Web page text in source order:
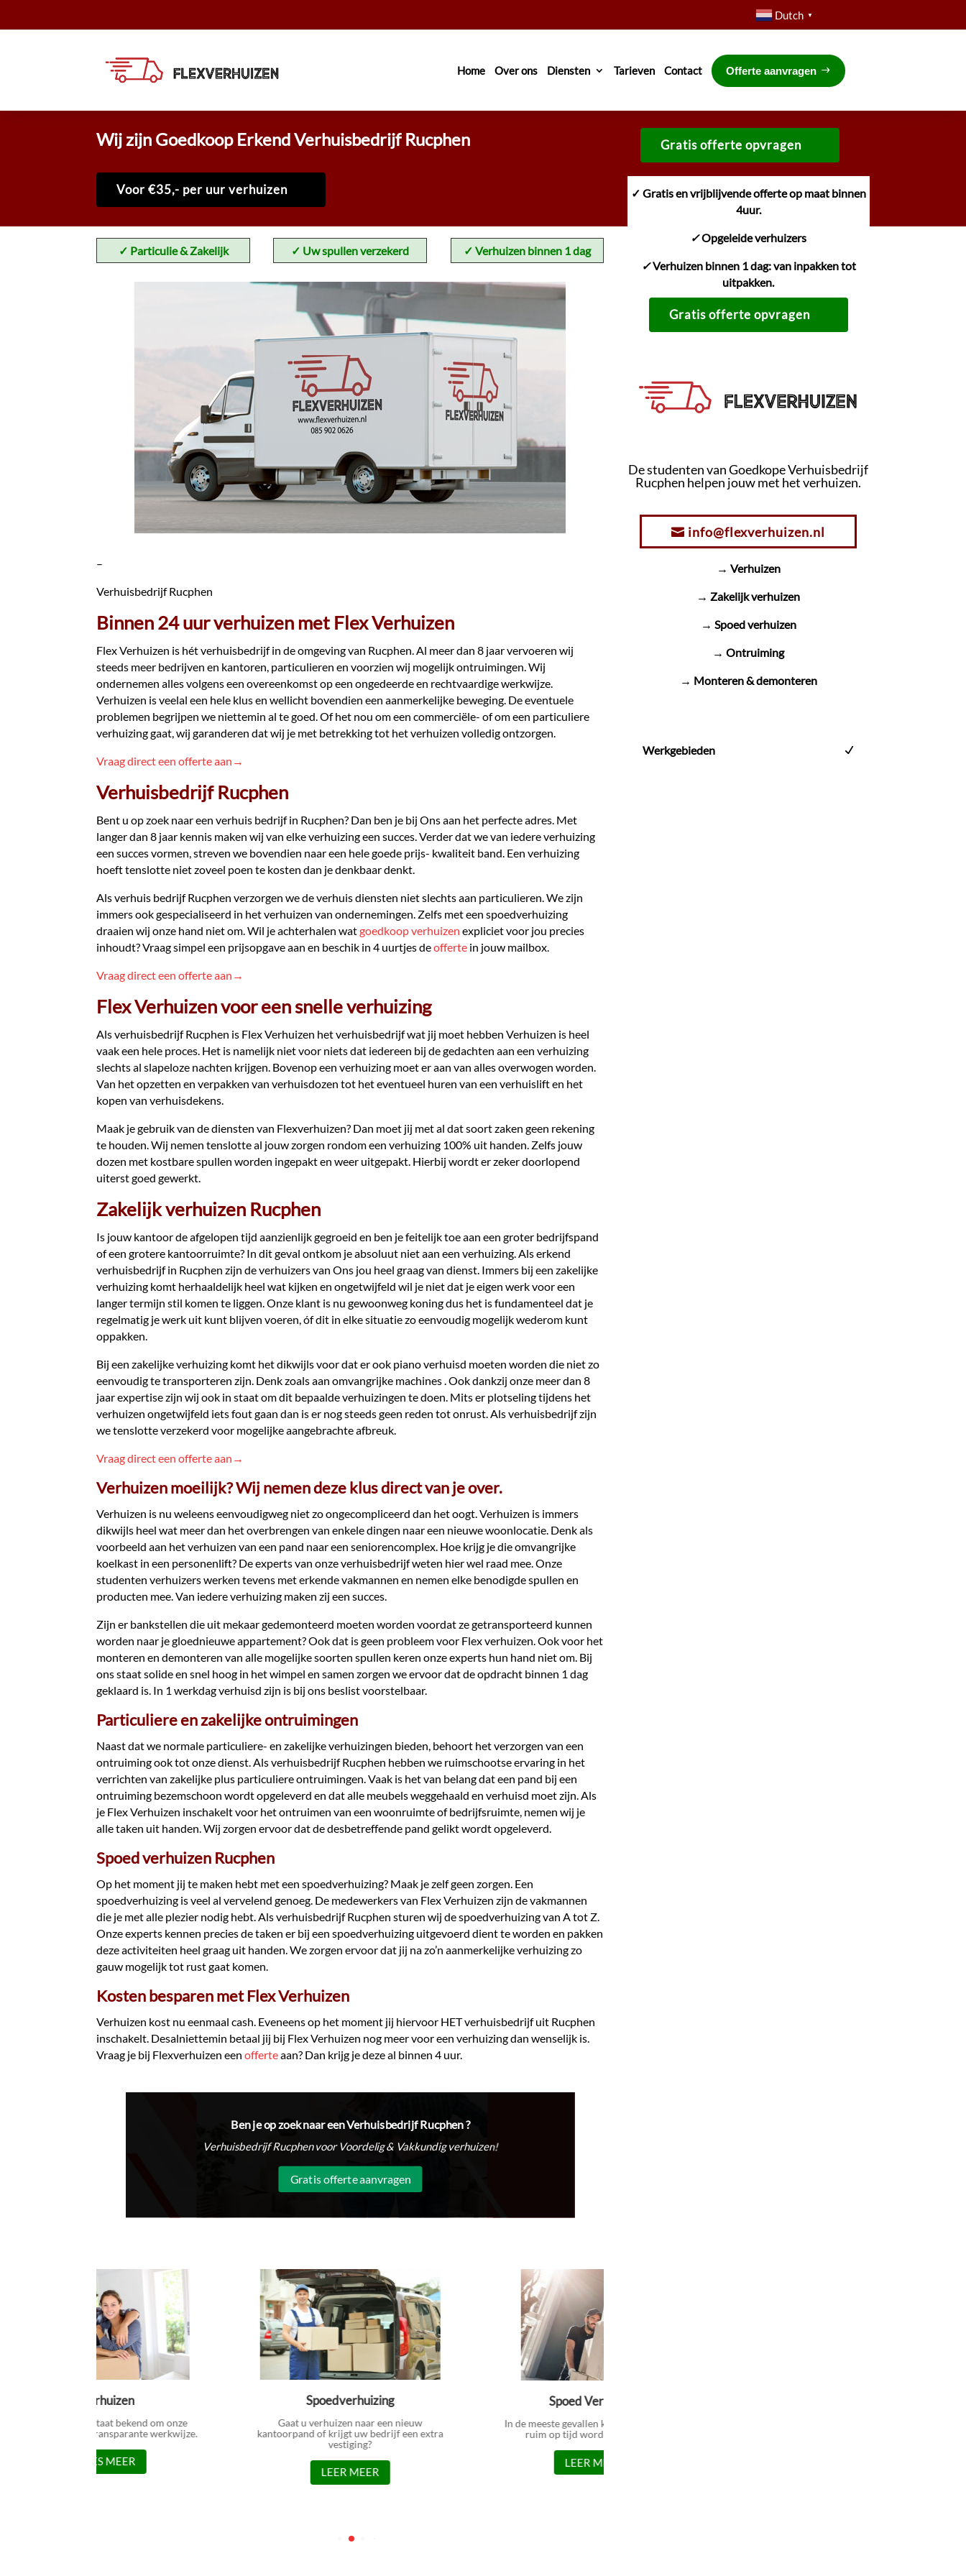
Dutch ▼
Home Over ons Diensten Tarieven Contact Offerte aanvragen
Wij zijn Goedkoop Erkend Verhuisbedrijf Rucphen
Voor €35,- per uur verhuizen
Gratis offerte opvragen
✓ Particulie & Zakelijk ✓ Uw spullen verzekerd ✓ Verhuizen binnen 1 dag
–
Verhuisbedrijf Rucphen
Binnen 24 uur verhuizen met Flex Verhuizen
Flex Verhuizen is hét verhuisbedrijf in de omgeving van Rucphen. Al meer dan 8 jaar vervoeren wij
steeds meer bedrijven en kantoren, particulieren en voorzien wij mogelijk ontruimingen. Wij
ondernemen alles volgens een overeenkomst op een ongedeerde en rechtvaardige werkwijze.
Verhuizen is veelal een hele klus en wellicht bovendien een aanmerkelijke beweging. De eventuele
problemen begrijpen we niettemin al te goed. Of het nou om een commerciële- of om een particuliere
verhuizing gaat, wij garanderen dat wij je met betrekking tot het verhuizen volledig ontzorgen.
Vraag direct een offerte aan→
Verhuisbedrijf Rucphen
Bent u op zoek naar een verhuis bedrijf in Rucphen? Dan ben je bij Ons aan het perfecte adres. Met
langer dan 8 jaar kennis maken wij van elke verhuizing een succes. Verder dat we van iedere verhuizing
een succes vormen, streven we bovendien naar een hele goede prijs- kwaliteit band. Een verhuizing
hoeft tenslotte niet zoveel poen te kosten dan je denkbaar denkt.
Als verhuis bedrijf Rucphen verzorgen we de verhuis diensten niet slechts aan particulieren. We zijn
immers ook gespecialiseerd in het verhuizen van ondernemingen. Zelfs met een spoedverhuizing
draaien wij onze hand niet om. Wil je achterhalen watgoedkoop verhuizenexpliciet voor jou precies
inhoudt? Vraag simpel een prijsopgave aan en beschik in 4 uurtjes deofferte in jouw mailbox.
Vraag direct een offerte aan→
Flex Verhuizen voor een snelle verhuizing
Als verhuisbedrijf Rucphen is Flex Verhuizen het verhuisbedrijf wat jij moet hebben Verhuizen is heel
vaak een hele proces. Het is namelijk niet voor niets dat iedereen bij de gedachten aan een verhuizing
slechts al slapeloze nachten krijgen. Bovenop een verhuizing moet er aan van alles overwogen worden.
Van het opzetten en verpakken van verhuisdozen tot het eventueel huren van een verhuislift en het
kopen van verhuisdekens.
Maak je gebruik van de diensten van Flexverhuizen? Dan moet jij met al dat soort zaken geen rekening
te houden. Wij nemen tenslotte al jouw zorgen rondom een verhuizing 100% uit handen. Zelfs jouw
dozen met kostbare spullen worden ingepakt en weer uitgepakt. Hierbij wordt er zeker doorlopend
uiterst goed gewerkt.
Zakelijk verhuizen Rucphen
Is jouw kantoor de afgelopen tijd aanzienlijk gegroeid en ben je feitelijk toe aan een groter bedrijfspand
of een grotere kantoorruimte? In dit geval ontkom je absoluut niet aan een verhuizing. Als erkend
verhuisbedrijf in Rucphen zijn de verhuizers van Ons jou heel graag van dienst. Immers bij een zakelijke
verhuizing komt herhaaldelijk heel wat kijken en ongetwijfeld wil je niet dat je eigen werk voor een
langer termijn stil komen te liggen. Onze klant is nu gewoonweg koning dus het is fundamenteel dat je
regelmatig je werk uit kunt blijven voeren, óf dit in elke situatie zo eenvoudig mogelijk wederom kunt
oppakken.
Bij een zakelijke verhuizing komt het dikwijls voor dat er ook piano verhuisd moeten worden die niet zo
eenvoudig te transporteren zijn. Denk zoals aan omvangrijke machines . Ook dankzij onze meer dan 8
jaar expertise zijn wij ook in staat om dit bepaalde verhuizingen te doen. Mits er plotseling tijdens het
verhuizen ongetwijfeld iets fout gaan dan is er nog steeds geen reden tot onrust. Als verhuisbedrijf zijn
we tenslotte verzekerd voor mogelijke aangebrachte afbreuk.
Vraag direct een offerte aan→
Verhuizen moeilijk? Wij nemen deze klus direct van je over.
Verhuizen is nu weleens eenvoudigweg niet zo ongecompliceerd dan het oogt. Verhuizen is immers
dikwijls heel wat meer dan het overbrengen van enkele dingen naar een nieuwe woonlocatie. Denk als
voorbeeld aan het verhuizen van een pand naar een seniorencomplex. Hoe krijg je die omvangrijke
koelkast in een personenlift? De experts van onze verhuisbedrijf weten hier wel raad mee. Onze
studenten verhuizers werken tevens met erkende vakmannen en nemen elke benodigde spullen en
producten mee. Van iedere verhuizing maken zij een succes.
Zijn er bankstellen die uit mekaar gedemonteerd moeten worden voordat ze getransporteerd kunnen
worden naar je gloednieuwe appartement? Ook dat is geen probleem voor Flex verhuizen. Ook voor het
monteren en demonteren van alle mogelijke soorten spullen keren onze experts hun hand niet om. Bij
ons staat solide en snel hoog in het wimpel en samen zorgen we ervoor dat de opdracht binnen 1 dag
geklaard is. In 1 werkdag verhuisd zijn is bij ons beslist voorstelbaar.
Particuliere en zakelijke ontruimingen
Naast dat we normale particuliere- en zakelijke verhuizingen bieden, behoort het verzorgen van een
ontruiming ook tot onze dienst. Als verhuisbedrijf Rucphen hebben we ruimschootse ervaring in het
verrichten van zakelijke plus particuliere ontruimingen. Vaak is het van belang dat een pand bij een
ontruiming bezemschoon wordt opgeleverd en dat alle meubels weggehaald en verhuisd moet zijn. Als
je Flex Verhuizen inschakelt voor het ontruimen van een woonruimte of bedrijfsruimte, nemen wij je
alle taken uit handen. Wij zorgen ervoor dat de desbetreffende pand gelikt wordt opgeleverd.
Spoed verhuizen Rucphen
Op het moment jij te maken hebt met een spoedverhuizing? Maak je zelf geen zorgen. Een
spoedverhuizing is veel al vervelend genoeg. De medewerkers van Flex Verhuizen zijn de vakmannen
die je met alle plezier nodig hebt. Als verhuisbedrijf Rucphen sturen wij de spoedverhuizing van A tot Z.
Onze experts kennen precies de taken er bij een spoedverhuizing uitgevoerd dient te worden en pakken
deze activiteiten heel graag uit handen. We zorgen ervoor dat jij na zo’n aanmerkelijke verhuizing zo
gauw mogelijk tot rust gaat komen.
Kosten besparen met Flex Verhuizen
Verhuizen kost nu eenmaal cash. Eveneens op het moment jij hiervoor HET verhuisbedrijf uit Rucphen
inschakelt. Desalniettemin betaal jij bij Flex Verhuizen nog meer voor een verhuizing dan wenselijk is.
Vraag je bij Flexverhuizen eenofferteaan? Dan krijg je deze al binnen 4 uur.
Ben je op zoek naar een Verhuisbedrijf Rucphen ?
Verhuisbedrijf Rucphen voor Voordelig & Vakkundig verhuizen!
Gratis offerte aanvragen
Verhuizen
Flexverhuizen staat bekend om onze
betrouwbare en transparante werkwijze.
LEES MEER
Spoedverhuizing
Gaat u verhuizen naar een nieuw
kantoorpand of krijgt uw bedrijf een extra
vestiging?
LEER MEER
Spoed Verhuizen
In de meeste gevallen kan een verhuizing
ruim op tijd worden ingepland.
LEER MEER
✓ Gratis en vrijblijvende offerte op maat binnen
4uur.
✓Opgeleide verhuizers
✓Verhuizen binnen 1 dag: van inpakken tot
uitpakken.
Gratis offerte opvragen
De studenten van Goedkope Verhuisbedrijf
Rucphen helpen jouw met het verhuizen.
info@flexverhuizen.nl
→ Verhuizen
→ Zakelijk verhuizen
→ Spoed verhuizen
→ Ontruiming
→ Monteren & demonteren
Werkgebieden